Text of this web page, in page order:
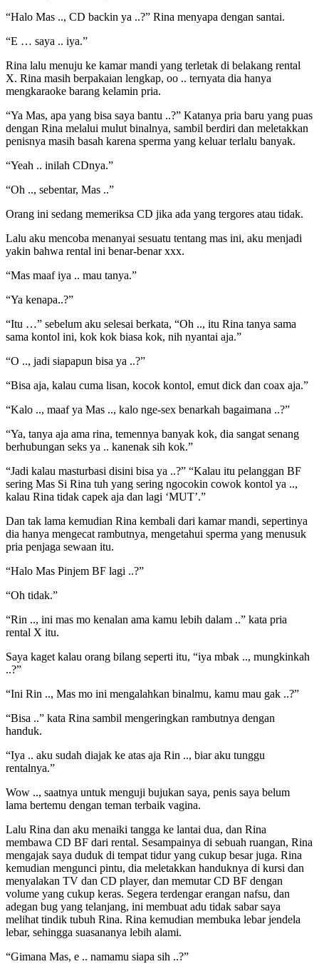
“Halo Mas .., CD backin ya ..?” Rina menyapa dengan santai.
“E … saya .. iya.”
Rina lalu menuju ke kamar mandi yang terletak di belakang rental
X. Rina masih berpakaian lengkap, oo .. ternyata dia hanya
mengkaraoke barang kelamin pria.
“Ya Mas, apa yang bisa saya bantu ..?” Katanya pria baru yang puas
dengan Rina melalui mulut binalnya, sambil berdiri dan meletakkan
penisnya masih basah karena sperma yang keluar terlalu banyak.
“Yeah .. inilah CDnya.”
“Oh .., sebentar, Mas ..”
Orang ini sedang memeriksa CD jika ada yang tergores atau tidak.
Lalu aku mencoba menanyai sesuatu tentang mas ini, aku menjadi
yakin bahwa rental ini benar-benar xxx.
“Mas maaf iya .. mau tanya.”
“Ya kenapa..?”
“Itu …” sebelum aku selesai berkata, “Oh .., itu Rina tanya sama
sama kontol ini, kok kok biasa kok, nih nyantai aja.”
“O .., jadi siapapun bisa ya ..?”
“Bisa aja, kalau cuma lisan, kocok kontol, emut dick dan coax aja.”
“Kalo .., maaf ya Mas .., kalo nge-sex benarkah bagaimana ..?”
“Ya, tanya aja ama rina, temennya banyak kok, dia sangat senang
berhubungan seks ya .. kanenak sih kok.”
“Jadi kalau masturbasi disini bisa ya ..?” “Kalau itu pelanggan BF
sering Mas Si Rina tuh yang sering ngocokin cowok kontol ya ..,
kalau Rina tidak capek aja dan lagi ‘MUT’.”
Dan tak lama kemudian Rina kembali dari kamar mandi, sepertinya
dia hanya mengecat rambutnya, mengetahui sperma yang menusuk
pria penjaga sewaan itu.
“Halo Mas Pinjem BF lagi ..?”
“Oh tidak.”
“Rin .., ini mas mo kenalan ama kamu lebih dalam ..” kata pria
rental X itu.
Saya kaget kalau orang bilang seperti itu, “iya mbak .., mungkinkah
..?”
“Ini Rin .., Mas mo ini mengalahkan binalmu, kamu mau gak ..?”
“Bisa ..” kata Rina sambil mengeringkan rambutnya dengan
handuk.
“Iya .. aku sudah diajak ke atas aja Rin .., biar aku tunggu
rentalnya.”
Wow .., saatnya untuk menguji bujukan saya, penis saya belum
lama bertemu dengan teman terbaik vagina.
Lalu Rina dan aku menaiki tangga ke lantai dua, dan Rina
membawa CD BF dari rental. Sesampainya di sebuah ruangan, Rina
mengajak saya duduk di tempat tidur yang cukup besar juga. Rina
kemudian mengunci pintu, dia meletakkan handuknya di kursi dan
menyalakan TV dan CD player, dan memutar CD BF dengan
volume yang cukup keras. Segera terdengar erangan nafsu, dan
adegan bug yang telanjang, ini membuat adu tidak sabar saya
melihat tindik tubuh Rina. Rina kemudian membuka lebar jendela
lebar, sehingga suasananya lebih alami.
“Gimana Mas, e .. namamu siapa sih ..?”